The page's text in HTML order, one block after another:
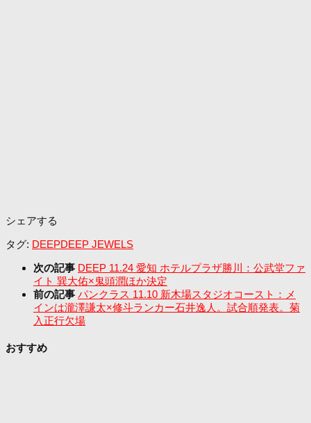
シェアする
タグ: DEEPDEEP JEWELS
次の記事 DEEP 11.24 愛知 ホテルプラザ勝川：公武堂ファ
イト 巽大佑×鬼頭潤ほか決定
前の記事 パンクラス 11.10 新木場スタジオコースト：メ
インは瀧澤謙太×修斗ランカー石井逸人。試合順発表。菊
入正行欠場
おすすめ